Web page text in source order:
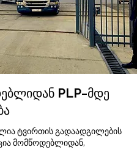
PLP-მდე
ტვირთის გადაადგილების
მომწოდებლიდან,